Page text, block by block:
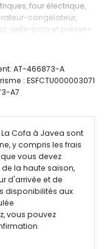
four électrique,
congélateur,
grille-pain et presse-
avec 2 lits
de 2m de profondeur
transats
à manger extérieur
couvert privé
AT-466873-A
: ESFCTU000003071
A7
La Cofa à Javea sont
y compris les frais
vous devez
la haute saison,
d'arrivée et de
disponibilités aux
vous pouvez